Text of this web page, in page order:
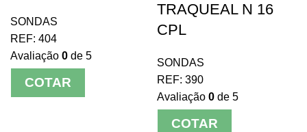
SONDAS
REF: 404
Avaliação 0 de 5
COTAR
TRAQUEAL N 16
CPL
SONDAS
REF: 390
Avaliação 0 de 5
COTAR